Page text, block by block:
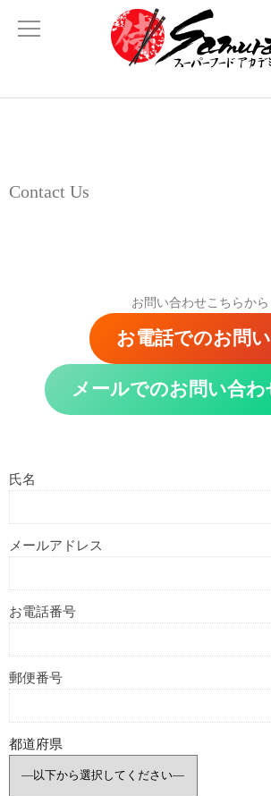
Academyについて
講座のラインナップ
体験レッスン
本科2ヶ月コース
インストラクター制度とは
インストラクター紹介
受講生の声
よくある質問
会社概要
Contact Us
お問い合わせこちらから
お電話でのお問
メールでのお問い合わ
氏名
メールアドレス
お電話番号
郵便番号
都道府県